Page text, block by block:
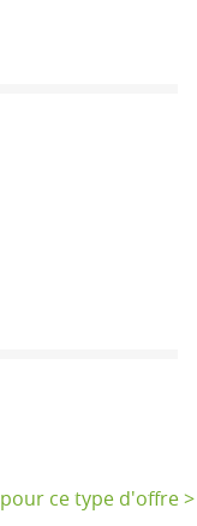
ce type d'offre >